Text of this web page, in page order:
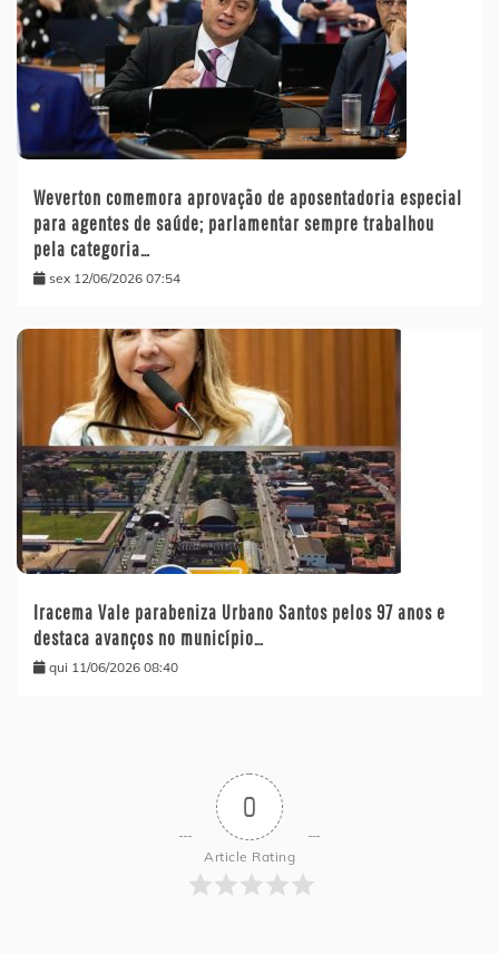
Weverton comemora aprovação de aposentadoria especial
para agentes de saúde; parlamentar sempre trabalhou
pela categoria…
sex 12/06/2026 07:54
Iracema Vale parabeniza Urbano Santos pelos 97 anos e
destaca avanços no município…
qui 11/06/2026 08:40
0
Article Rating